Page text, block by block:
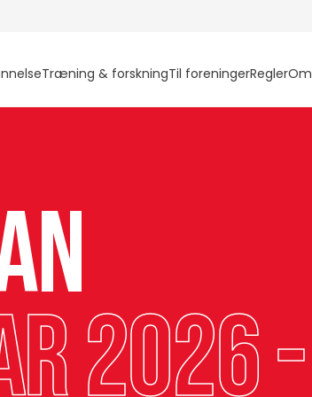
Træning & forskningTil foreningerReglerOm
2026 -